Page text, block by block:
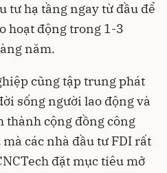
tư hạ tầng ngay từ đầu để
hoạt động trong 1-3
năm.
cũng tập trung phát
sống người lao động và
cộng đồng công
các nhà đầu tư FDI rất
đặt mục tiêu mở